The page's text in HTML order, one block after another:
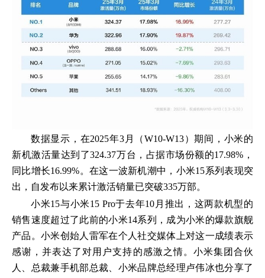
数据显示，在2025年3月（W10-W13）期间，小米的
新机激活量达到了324.37万台，占据市场份额的17.98%，
同比增长16.99%。在这一波新机潮中，小米15系列表现突
出，自发布以来累计激活销量已突破335万部。
小米15与小米15 Pro于去年10月推出，这两款机型的
销售速度超过了此前的小米14系列，成为小米的爆款旗舰
产品。小米创始人雷军在个人社交媒体上对这一成绩表示
感谢，并表达了对用户支持的感激之情。小米集团合伙
人、总裁兼手机部总裁、小米品牌总经理卢伟冰也分享了